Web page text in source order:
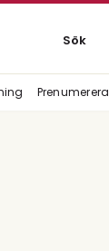
Sök
Prenumerera